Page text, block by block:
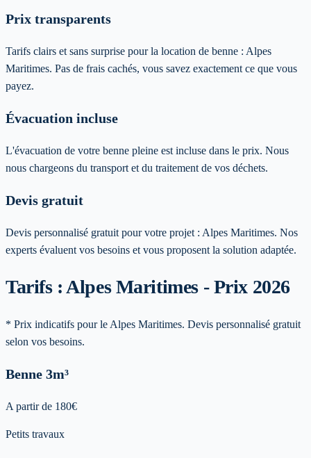
Prix transparents
Tarifs clairs et sans surprise pour la location de benne : Alpes
Maritimes. Pas de frais cachés, vous savez exactement ce que vous
payez.
Évacuation incluse
L'évacuation de votre benne pleine est incluse dans le prix. Nous
nous chargeons du transport et du traitement de vos déchets.
Devis gratuit
Devis personnalisé gratuit pour votre projet : Alpes Maritimes. Nos
experts évaluent vos besoins et vous proposent la solution adaptée.
Tarifs : Alpes Maritimes - Prix 2026
* Prix indicatifs pour le Alpes Maritimes. Devis personnalisé gratuit
selon vos besoins.
Benne 3m³
A partir de 180€
Petits travaux